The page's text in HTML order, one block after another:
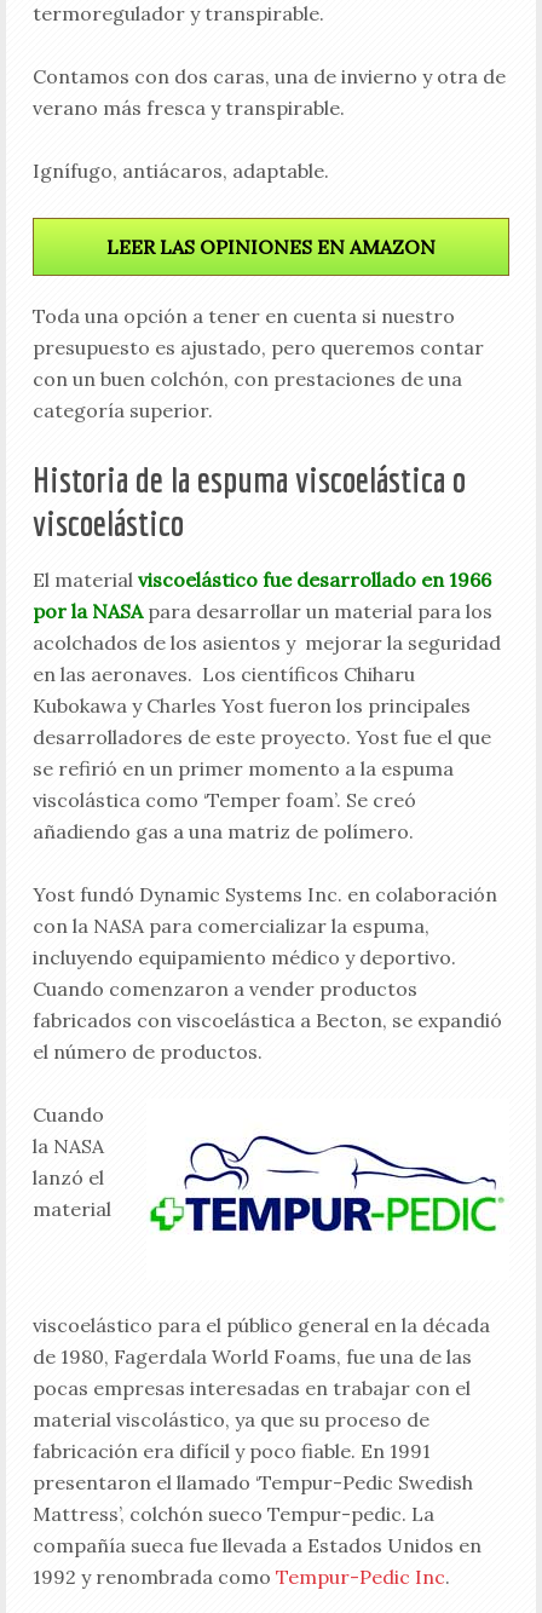
termoregulador y transpirable.
Contamos con dos caras, una de invierno y otra de
verano más fresca y transpirable.
Ignífugo, antiácaros, adaptable.
LEER LAS OPINIONES EN AMAZON
Toda una opción a tener en cuenta si nuestro
presupuesto es ajustado, pero queremos contar
con un buen colchón, con prestaciones de una
categoría superior.
Historia de la espuma viscoelástica o
viscoelástico
El material viscoelástico fue desarrollado en 1966
por la NASApara desarrollar un material para los
acolchados de los asientos y mejorar la seguridad
en las aeronaves. Los científicos Chiharu
Kubokawa y Charles Yost fueron los principales
desarrolladores de este proyecto. Yost fue el que
se refirió en un primer momento a la espuma
viscolástica como ‘Temper foam’. Se creó
añadiendo gas a una matriz de polímero.
Yost fundó Dynamic Systems Inc. en colaboración
con la NASA para comercializar la espuma,
incluyendo equipamiento médico y deportivo.
Cuando comenzaron a vender productos
fabricados con viscoelástica a Becton, se expandió
el número de productos.
Cuando
la NASA
lanzó el
material
viscoelástico para el público general en la década
de 1980, Fagerdala World Foams, fue una de las
pocas empresas interesadas en trabajar con el
material viscolástico, ya que su proceso de
fabricación era difícil y poco fiable. En 1991
presentaron el llamado ‘Tempur-Pedic Swedish
Mattress’, colchón sueco Tempur-pedic. La
compañía sueca fue llevada a Estados Unidos en
1992 y renombrada como Tempur-Pedic Inc.